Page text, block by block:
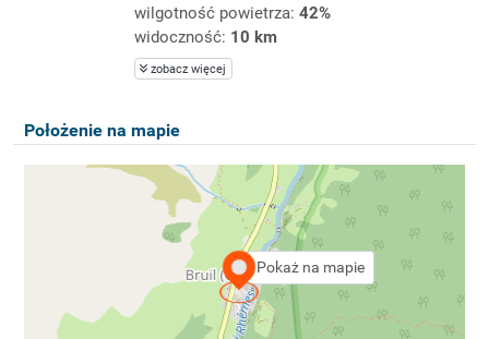
wilgotność powietrza: 42%
widoczność: 10 km
zobacz więcej
Położenie na mapie
Pokaż na mapie